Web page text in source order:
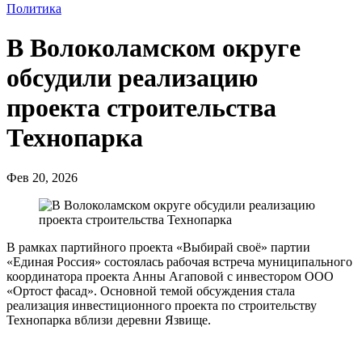
Политика
В Волоколамском округе
обсудили реализацию
проекта строительства
Технопарка
Фев 20, 2026
В рамках партийного проекта «Выбирай своё» партии
«Единая Россия» состоялась рабочая встреча муниципального
координатора проекта Анны Агаповой с инвестором ООО
«Ортост фасад». Основной темой обсуждения стала
реализация инвестиционного проекта по строительству
Технопарка вблизи деревни Язвище.